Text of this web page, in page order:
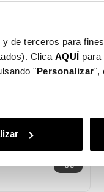
de terceros para
Clica AQUÍ para
"Personalizar",